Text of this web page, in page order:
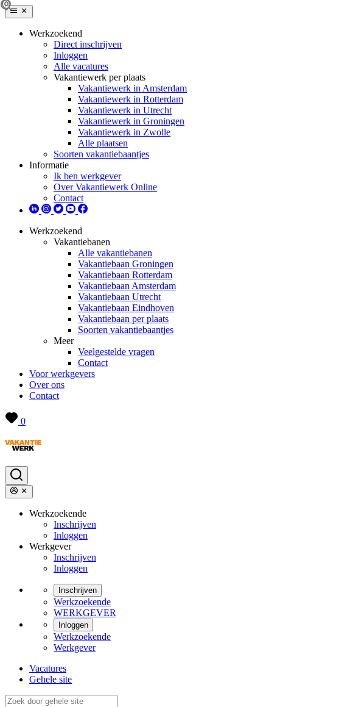
Werkzoekend
Direct inschrijven
Inloggen
Alle vacatures
Vakantiewerk per plaats
Vakantiewerk in Amsterdam
Vakantiewerk in Rotterdam
Vakantiewerk in Utrecht
Vakantiewerk in Groningen
Vakantiewerk in Zwolle
Alle plaatsen
Soorten vakantiebaantjes
Informatie
Ik ben werkgever
Over Vakantiewerk Online
Contact
Werkzoekend
Vakantiebanen
Alle vakantiebanen
Vakantiebaan Groningen
Vakantiebaan Rotterdam
Vakantiebaan Amsterdam
Vakantiebaan Utrecht
Vakantiebaan Eindhoven
Vakantiebaan per plaats
Soorten vakantiebaantjes
Meer
Veelgestelde vragen
Contact
Voor werkgevers
Over ons
Contact
0
Werkzoekende
Inschrijven
Inloggen
Werkgever
Inschrijven
Inloggen
Inschrijven
Werkzoekende
WERKGEVER
Inloggen
Werkzoekende
Werkgever
Vacatures
Gehele site